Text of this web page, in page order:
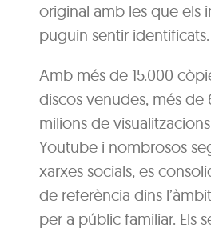
original amb les que els
puguin sentir identificats.
Amb més de 15.000
discos venudes, més de
milions de
Youtube i nombrosos
xarxes socials, es
de referència dins
per a públic familiar. Els